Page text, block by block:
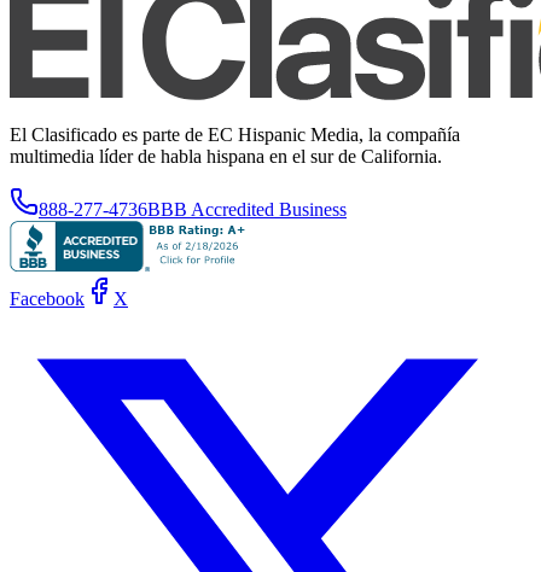
El Clasificado es parte de EC Hispanic Media, la compañía
multimedia líder de habla hispana en el sur de California.
888-277-4736BBB Accredited Business
Facebook X